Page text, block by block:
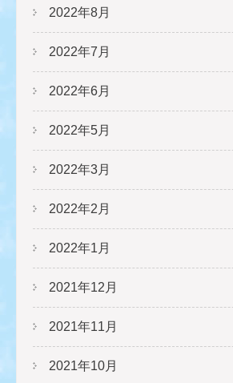
2022年8月
2022年7月
2022年6月
2022年5月
2022年3月
2022年2月
2022年1月
2021年12月
2021年11月
2021年10月